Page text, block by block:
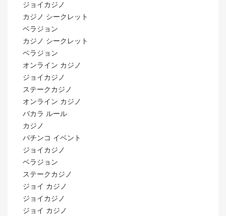
ジョイカジノ
カジノ シークレット
ベラジョン
カジノ シークレット
ベラジョン
オンライン カジノ
ジョイカジノ
ステークカジノ
オンライン カジノ
バカラ ルール
カジノ
パチンコ イベント
ジョイカジノ
ベラジョン
ステークカジノ
ジョイ カジノ
ジョイカジノ
ジョイ カジノ